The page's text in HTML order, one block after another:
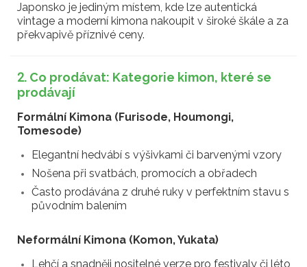
Japonsko je jediným místem, kde lze autentická
vintage a moderní kimona nakoupit v široké škále a za
překvapivě příznivé ceny.
2. Co prodávat: Kategorie kimon, které se
prodávají
Formální Kimona (Furisode, Houmongi,
Tomesode)
Elegantní hedvábí s výšivkami či barvenými vzory
Nošena při svatbách, promocích a obřadech
Často prodávána z druhé ruky v perfektním stavu s
původním balením
Neformální Kimona (Komon, Yukata)
Lehčí a snadněji nositelné verze pro festivaly či léto